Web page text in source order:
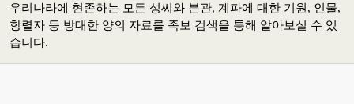
우리나라에 현존하는 모든 성씨와 본관, 계파에 대한 기원, 인물,
항렬자 등 방대한 양의 자료를 족보 검색을 통해 알아보실 수 있
습니다.